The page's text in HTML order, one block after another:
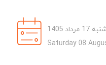
1405
Saturday 08